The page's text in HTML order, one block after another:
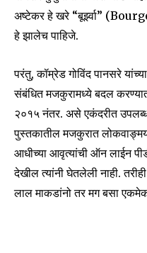
अष्टेकर हे खरे “बूर्झ्वा”
हे झालेच पाहिजे.
परंतु, कॉम्रेड गोविंद पानसरे
संबंधित मजकुरामध्ये बदल
२०१५ नंतर. असे एकंदरीत
पुस्तकातील मजकुरात
आधीच्या आवृत्यांची ऑन लाईन
देखील त्यांनी घेतलेली नाही.
लाल माकडांनो तर मग बसा